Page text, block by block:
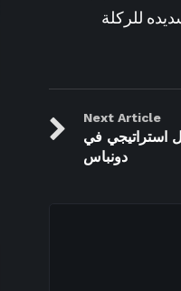
للركلة
Next Article
استراتيجي في
دونباس